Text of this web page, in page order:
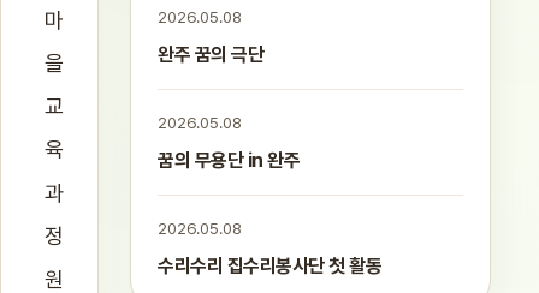
마
을
교
육
과
정
원
2026.05.08
완주 꿈의 극단
2026.05.08
꿈의 무용단 in 완주
2026.05.08
수리수리 집수리봉사단 첫 활동